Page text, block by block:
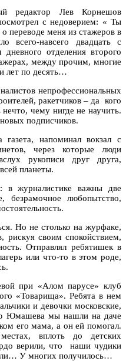
редактор Лев Корнешов
с недоверием: « Ты
переводе меня из стажеров в
всего-навсего двадцать с
отделения второго
между прочим, многие
лет по десять…
непрофессиональных
ракетчиков – да кого
чему нигде не научить.
подписчиков.
напоминал вокзал с
через которые люди
рукописи друг друга,
планеты.
в журналистике важны две
безрамочное любопытство,
Но не столько на журфаке,
своим спокойствием,
Отправлял ребятишек в
или что-то в этом роде,
при «Алом парусе» клуб
«Товарища». Ребята в нем
и девочки московские,
Юмашева мы нашли на даче
его мама, а он ей помогал.
вплоть до детских
верили, что наши чудики
У многих получилось…